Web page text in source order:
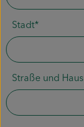
Backwaren
Stadt*
Straße und